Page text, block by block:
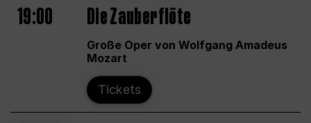
19:00 Die Zauberflöte
Große Oper von Wolfgang Amadeus
Mozart
Tickets